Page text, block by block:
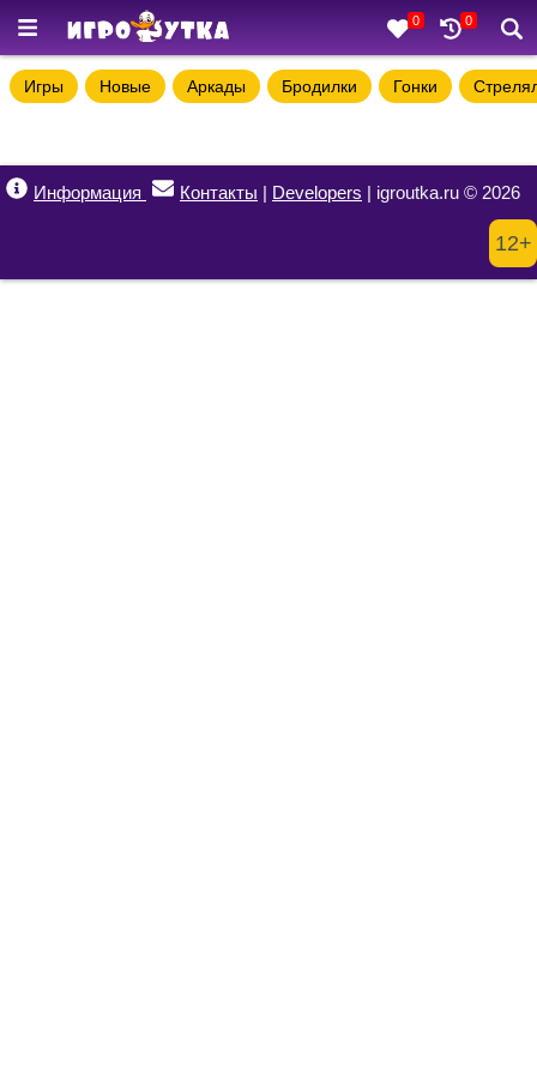
0 0
Игры Новые Аркады Бродилки Гонки
Информация Контакты | Developers | igroutka.ru © 2026
12+